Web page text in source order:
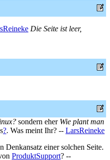
Die Seite ist leer,
sondern eher Wie plant man
?. Was meint Ihr? -- LarsReineke
Denkansatz einer solchen Seite.
ProduktSupport? --